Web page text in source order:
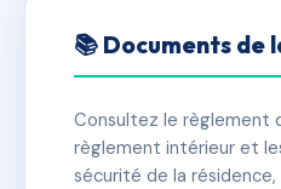
LES MARINES
PARIS PLAGE
✓ Immatriculée 🏠 30
📚 Documents de
Consultez le règlement
règlement intérieur et
sécurité de la